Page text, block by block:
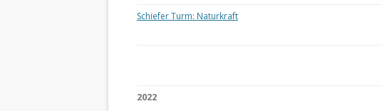
Schiefer Turm: Naturkraft
2022